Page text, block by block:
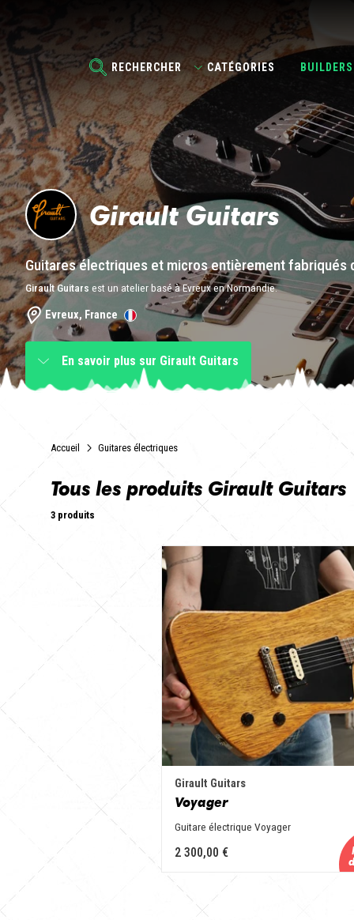
RECHERCHER CATÉGORIES BUILDERS
Girault Guitars
Guitares électriques et micros entièrement fabriqués
Girault Guitars est un atelier basé à Evreux en Normandie.
Evreux, France
En savoir plus sur Girault Guitars
Accueil Guitares électriques
Tous les produits Girault Guitars
3 produits
Girault Guitars
Voyager
Guitare électrique Voyager
2 300,00 €